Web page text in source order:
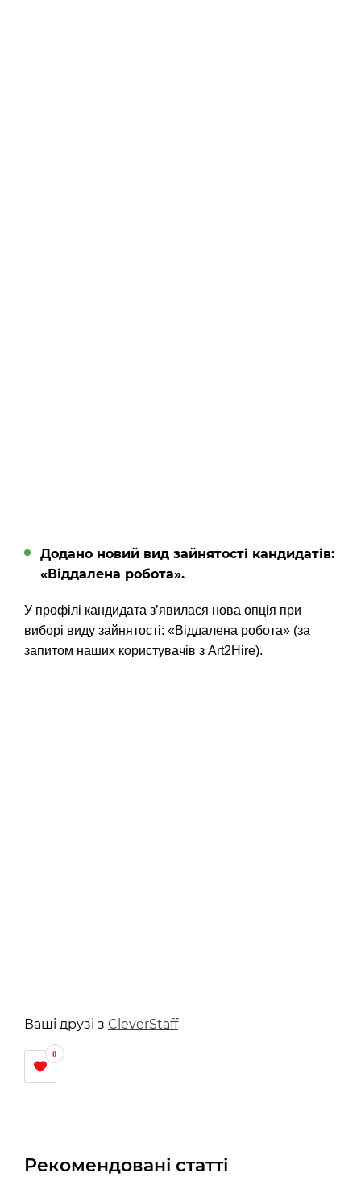
Додано новий вид зайнятості кандидатів:
«Віддалена робота».
У профілі кандидата з’явилася нова опція при
виборі виду зайнятості: «Віддалена робота» (за
запитом наших користувачів з Art2Hire).
Ваші друзі з CleverStaff
0
Рекомендовані статті